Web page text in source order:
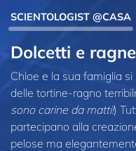
SCIENTOLOGIST @CASA
Dolcetti e
Chloe e la sua famiglia
delle tortine-ragno
sono carine da matti!)
partecipano alla
pelose ma